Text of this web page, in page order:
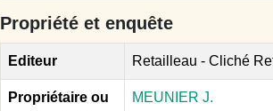
Propriété et enquête
Editeur Retailleau - Cliché
Propriétaire ou
MEUNIER J.